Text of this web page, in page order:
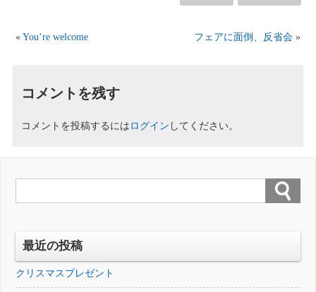
«You’re welcome フェアに面倒、反省会»
コメントを残す
コメントを投稿するには ログイン してください。
最近の投稿
クリスマスプレゼント